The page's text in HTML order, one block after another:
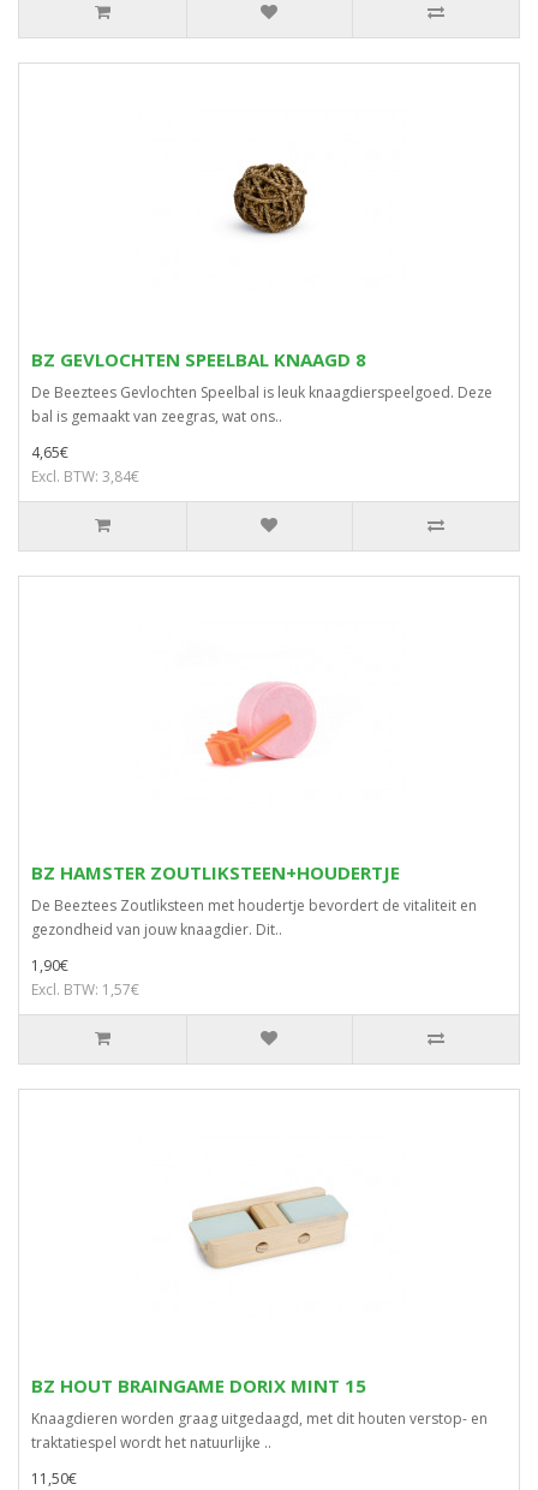
BZ GEVLOCHTEN SPEELBAL KNAAGD 8
De Beeztees Gevlochten Speelbal is leuk knaagdierspeelgoed. Deze
bal is gemaakt van zeegras, wat ons..
4,65€
Excl. BTW: 3,84€
BZ HAMSTER ZOUTLIKSTEEN+HOUDERTJE
De Beeztees Zoutliksteen met houdertje bevordert de vitaliteit en
gezondheid van jouw knaagdier. Dit..
1,90€
Excl. BTW: 1,57€
BZ HOUT BRAINGAME DORIX MINT 15
Knaagdieren worden graag uitgedaagd, met dit houten verstop- en
traktatiespel wordt het natuurlijke ..
11,50€